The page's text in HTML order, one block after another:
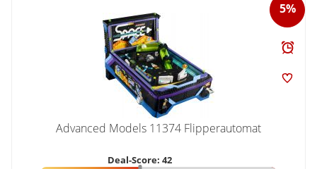
5%
Advanced Models 11374 Flipperautomat
Deal-Score: 42